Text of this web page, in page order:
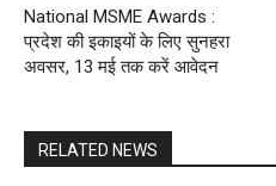
National MSME Awards :
प्रदेश की इकाइयों के लिए सुनहरा
अवसर, 13 मई तक करें आवेदन
RELATED NEWS